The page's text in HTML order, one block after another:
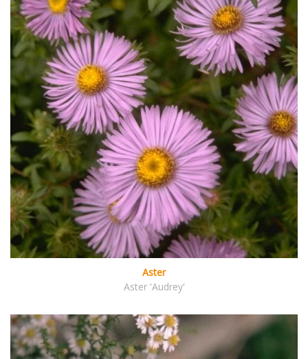
Aster
Aster 'Audrey'